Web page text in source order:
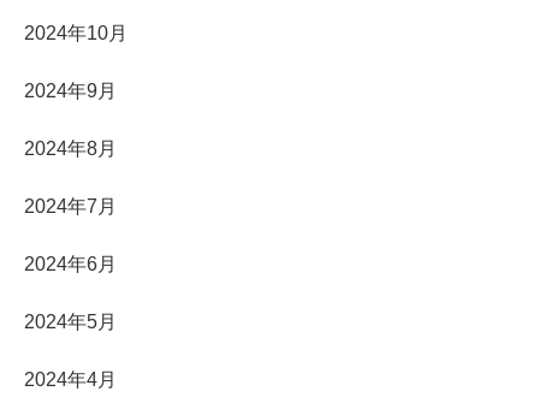
2024年10月
2024年9月
2024年8月
2024年7月
2024年6月
2024年5月
2024年4月